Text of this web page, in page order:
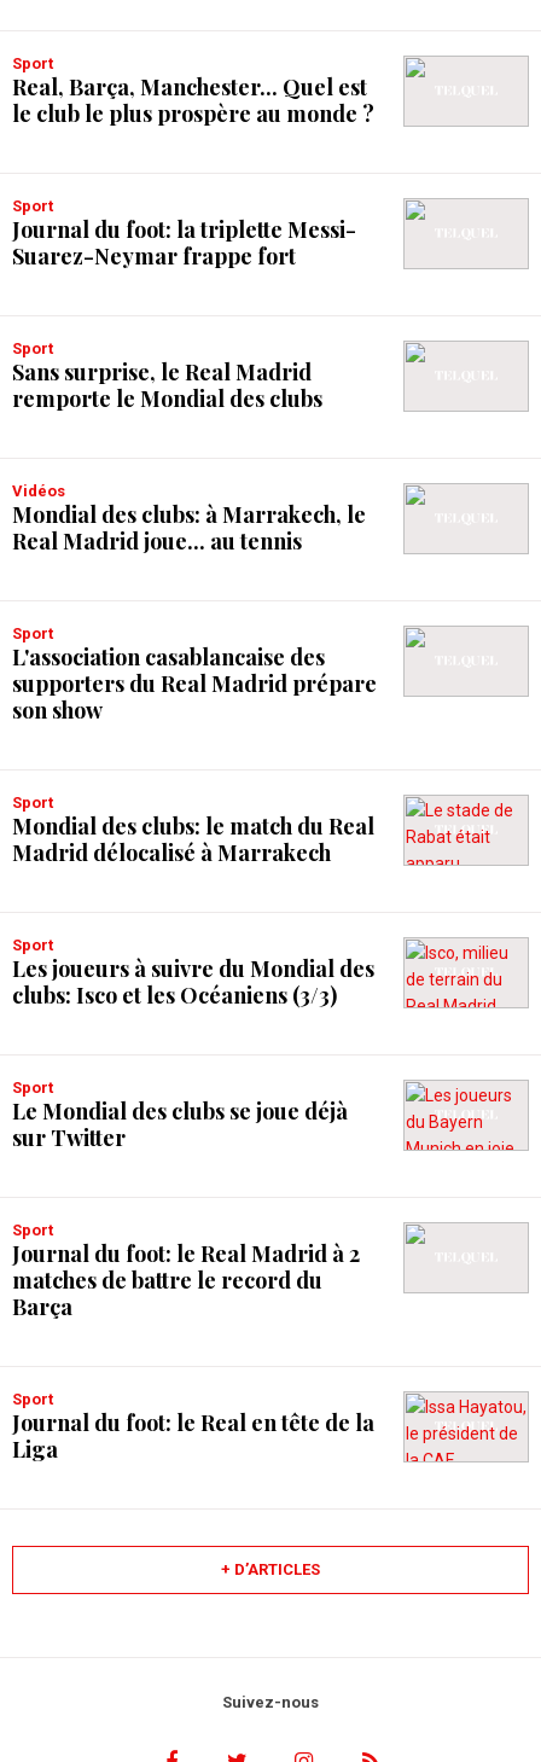
Sport
Real, Barça, Manchester... Quel est
le club le plus prospère au monde ?
Sport
Journal du foot: la triplette Messi-
Suarez-Neymar frappe fort
Sport
Sans surprise, le Real Madrid
remporte le Mondial des clubs
Vidéos
Mondial des clubs: à Marrakech, le
Real Madrid joue... au tennis
Sport
L'association casablancaise des
supporters du Real Madrid prépare
son show
Sport
Mondial des clubs: le match du Real
Madrid délocalisé à Marrakech
Sport
Les joueurs à suivre du Mondial des
clubs: Isco et les Océaniens (3/3)
Sport
Le Mondial des clubs se joue déjà
sur Twitter
Sport
Journal du foot: le Real Madrid à 2
matches de battre le record du
Barça
Sport
Journal du foot: le Real en tête de la
Liga
+ D’ARTICLES
Suivez-nous